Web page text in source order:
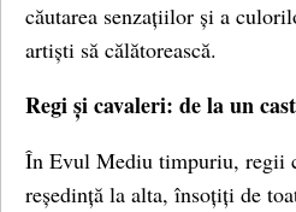
căutarea senzațiilor și a
artiști să călătorească.
Regi și cavaleri: de la un
În Evul Mediu timpuriu, regii
reședință la alta, însoțiți de